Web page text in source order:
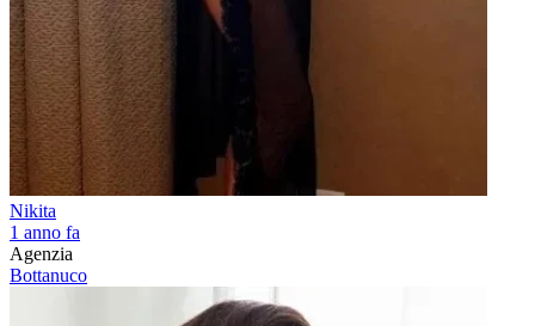
Nikita
1 anno fa
Agenzia
Bottanuco